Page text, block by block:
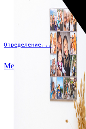
Определение...
Меню